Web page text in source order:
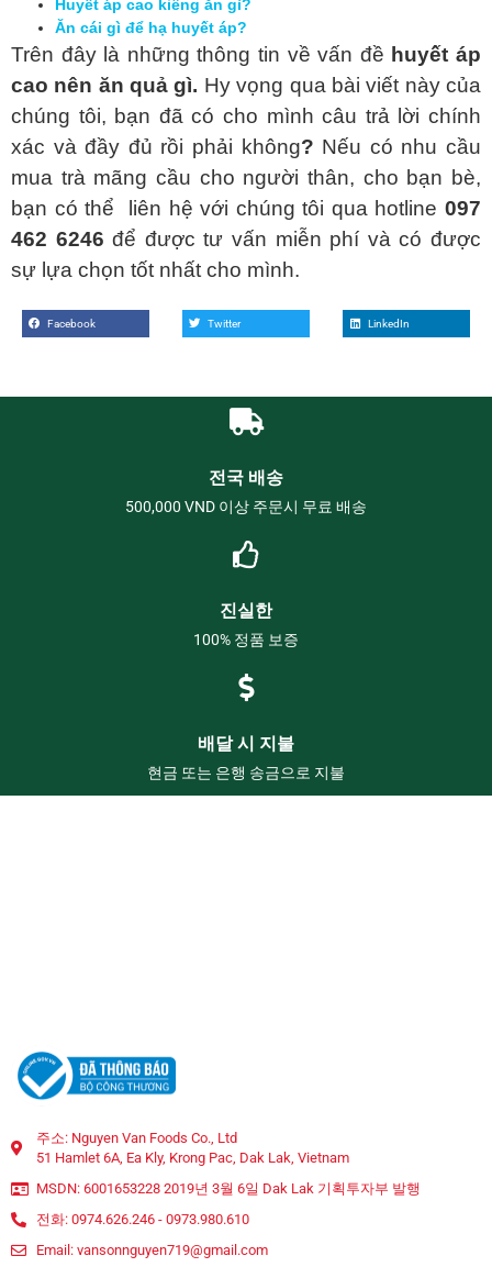
Huyết áp cao kiêng ăn gì?
Ăn cái gì để hạ huyết áp?
Trên đây là những thông tin về vấn đề huyết áp
cao nên ăn quả gì. Hy vọng qua bài viết này của
chúng tôi, bạn đã có cho mình câu trả lời chính
xác và đầy đủ rồi phải không? Nếu có nhu cầu
mua trà mãng cầu cho người thân, cho bạn bè,
bạn có thể  liên hệ với chúng tôi qua hotline 097
462 6246 để được tư vấn miễn phí và có được
sự lựa chọn tốt nhất cho mình.
Facebook Twitter LinkedIn
전국 배송
500,000 VND 이상 주문시 무료 배송
진실한
100% 정품 보증
배달 시 지불
현금 또는 은행 송금으로 지불
주소: Nguyen Van Foods Co., Ltd
51 Hamlet 6A, Ea Kly, Krong Pac, Dak Lak, Vietnam
MSDN: 6001653228 2019년 3월 6일 Dak Lak 기획투자부 발행
전화: 0974.626.246 - 0973.980.610
Email: vansonnguyen719@gmail.com